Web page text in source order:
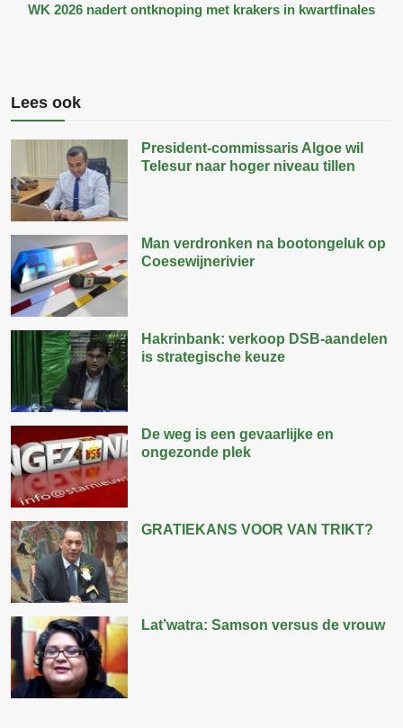
WK 2026 nadert ontknoping met krakers in kwartfinales
Lees ook
President-commissaris Algoe wil
Telesur naar hoger niveau tillen
Man verdronken na bootongeluk op
Coesewijnerivier
Hakrinbank: verkoop DSB-aandelen
is strategische keuze
De weg is een gevaarlijke en
ongezonde plek
GRATIEKANS VOOR VAN TRIKT?
Lat’watra: Samson versus de vrouw